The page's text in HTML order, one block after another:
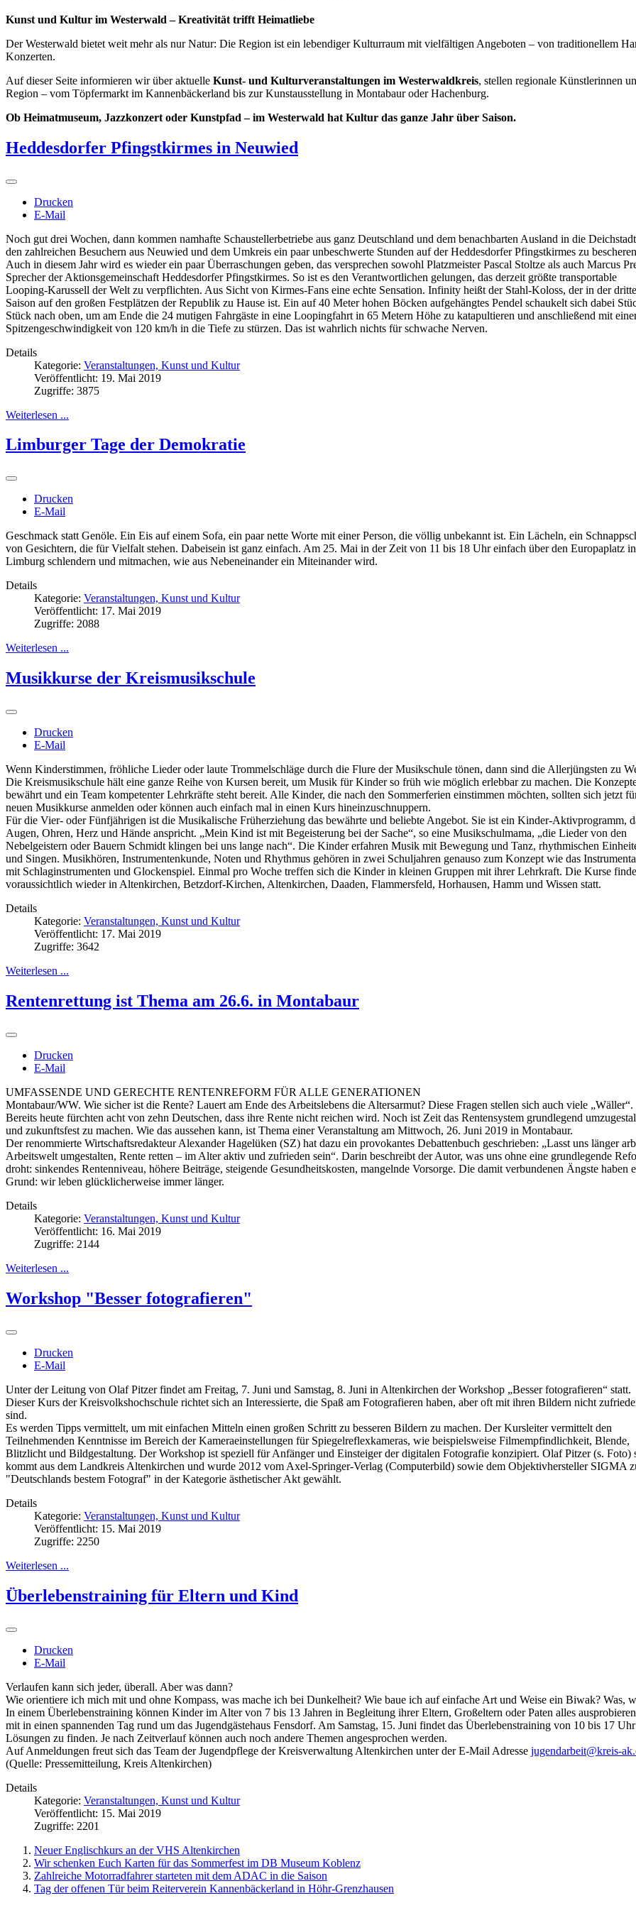
Kunst und Kultur im Westerwald – Kreativität trifft Heimatliebe
Der Westerwald bietet weit mehr als nur Natur: Die Region ist ein lebendiger Kulturraum mit vielfältigen Angeboten – von traditionellem
Konzerten.
Auf dieser Seite informieren wir über aktuelle Kunst- und Kulturveranstaltungen im Westerwaldkreis, stellen regionale Künstlerinnen
Region – vom Töpfermarkt im Kannenbäckerland bis zur Kunstausstellung in Montabaur oder Hachenburg.
Ob Heimatmuseum, Jazzkonzert oder Kunstpfad – im Westerwald hat Kultur das ganze Jahr über Saison.
Heddesdorfer Pfingstkirmes in Neuwied
Drucken
E-Mail
Noch gut drei Wochen, dann kommen namhafte Schaustellerbetriebe aus ganz Deutschland und dem benachbarten Ausland in die
den zahlreichen Besuchern aus Neuwied und dem Umkreis ein paar unbeschwerte Stunden auf der Heddesdorfer Pfingstkirmes zu
Auch in diesem Jahr wird es wieder ein paar Überraschungen geben, das versprechen sowohl Platzmeister Pascal Stoltze als auch Marcus
Sprecher der Aktionsgemeinschaft Heddesdorfer Pfingstkirmes. So ist es den Verantwortlichen gelungen, das derzeit größte transportable
Looping-Karussell der Welt zu verpflichten. Aus Sicht von Kirmes-Fans eine echte Sensation. Infinity heißt der Stahl-Koloss, der in der
Saison auf den großen Festplätzen der Republik zu Hause ist. Ein auf 40 Meter hohen Böcken aufgehängtes Pendel schaukelt sich dabei
Stück nach oben, um am Ende die 24 mutigen Fahrgäste in eine Loopingfahrt in 65 Metern Höhe zu katapultieren und anschließend mit
Spitzengeschwindigkeit von 120 km/h in die Tiefe zu stürzen. Das ist wahrlich nichts für schwache Nerven.
Details
Kategorie: Veranstaltungen, Kunst und Kultur
Veröffentlicht: 19. Mai 2019
Zugriffe: 3875
Weiterlesen ...
Limburger Tage der Demokratie
Drucken
E-Mail
Geschmack statt Genöle. Ein Eis auf einem Sofa, ein paar nette Worte mit einer Person, die völlig unbekannt ist. Ein Lächeln, ein
von Gesichtern, die für Vielfalt stehen. Dabeisein ist ganz einfach. Am 25. Mai in der Zeit von 11 bis 18 Uhr einfach über den Europaplatz in
Limburg schlendern und mitmachen, wie aus Nebeneinander ein Miteinander wird.
Details
Kategorie: Veranstaltungen, Kunst und Kultur
Veröffentlicht: 17. Mai 2019
Zugriffe: 2088
Weiterlesen ...
Musikkurse der Kreismusikschule
Drucken
E-Mail
Wenn Kinderstimmen, fröhliche Lieder oder laute Trommelschläge durch die Flure der Musikschule tönen, dann sind die Allerjüngsten zu
Die Kreismusikschule hält eine ganze Reihe von Kursen bereit, um Musik für Kinder so früh wie möglich erlebbar zu machen. Die
bewährt und ein Team kompetenter Lehrkräfte steht bereit. Alle Kinder, die nach den Sommerferien einstimmen möchten, sollten sich jetzt
neuen Musikkurse anmelden oder können auch einfach mal in einen Kurs hineinzuschnuppern.
Für die Vier- oder Fünfjährigen ist die Musikalische Früherziehung das bewährte und beliebte Angebot. Sie ist ein Kinder-Aktivprogramm,
Augen, Ohren, Herz und Hände anspricht. „Mein Kind ist mit Begeisterung bei der Sache“, so eine Musikschulmama, „die Lieder von den
Nebelgeistern oder Bauern Schmidt klingen bei uns lange nach“. Die Kinder erfahren Musik mit Bewegung und Tanz, rhythmischen
und Singen. Musikhören, Instrumentenkunde, Noten und Rhythmus gehören in zwei Schuljahren genauso zum Konzept wie das
mit Schlaginstrumenten und Glockenspiel. Einmal pro Woche treffen sich die Kinder in kleinen Gruppen mit ihrer Lehrkraft. Die Kurse
voraussichtlich wieder in Altenkirchen, Betzdorf-Kirchen, Altenkirchen, Daaden, Flammersfeld, Horhausen, Hamm und Wissen statt.
Details
Kategorie: Veranstaltungen, Kunst und Kultur
Veröffentlicht: 17. Mai 2019
Zugriffe: 3642
Weiterlesen ...
Rentenrettung ist Thema am 26.6. in Montabaur
Drucken
E-Mail
UMFASSENDE UND GERECHTE RENTENREFORM FÜR ALLE GENERATIONEN
Montabaur/WW. Wie sicher ist die Rente? Lauert am Ende des Arbeitslebens die Altersarmut? Diese Fragen stellen sich auch viele „Wäller“.
Bereits heute fürchten acht von zehn Deutschen, dass ihre Rente nicht reichen wird. Noch ist Zeit das Rentensystem grundlegend
und zukunftsfest zu machen. Wie das aussehen kann, ist Thema einer Veranstaltung am Mittwoch, 26. Juni 2019 in Montabaur.
Der renommierte Wirtschaftsredakteur Alexander Hagelüken (SZ) hat dazu ein provokantes Debattenbuch geschrieben: „Lasst uns länger
Arbeitswelt umgestalten, Rente retten – im Alter aktiv und zufrieden sein“. Darin beschreibt der Autor, was uns ohne eine grundlegende
droht: sinkendes Rentenniveau, höhere Beiträge, steigende Gesundheitskosten, mangelnde Vorsorge. Die damit verbundenen Ängste haben
Grund: wir leben glücklicherweise immer länger.
Details
Kategorie: Veranstaltungen, Kunst und Kultur
Veröffentlicht: 16. Mai 2019
Zugriffe: 2144
Weiterlesen ...
Workshop "Besser fotografieren"
Drucken
E-Mail
Unter der Leitung von Olaf Pitzer findet am Freitag, 7. Juni und Samstag, 8. Juni in Altenkirchen der Workshop „Besser fotografieren“ statt.
Dieser Kurs der Kreisvolkshochschule richtet sich an Interessierte, die Spaß am Fotografieren haben, aber oft mit ihren Bildern nicht
sind.
Es werden Tipps vermittelt, um mit einfachen Mitteln einen großen Schritt zu besseren Bildern zu machen. Der Kursleiter vermittelt den
Teilnehmenden Kenntnisse im Bereich der Kameraeinstellungen für Spiegelreflexkameras, wie beispielsweise Filmempfindlichkeit, Blende,
Blitzlicht und Bildgestaltung. Der Workshop ist speziell für Anfänger und Einsteiger der digitalen Fotografie konzipiert. Olaf Pitzer (s. Foto)
kommt aus dem Landkreis Altenkirchen und wurde 2012 vom Axel-Springer-Verlag (Computerbild) sowie dem Objektivhersteller SIGMA
"Deutschlands bestem Fotograf" in der Kategorie ästhetischer Akt gewählt.
Details
Kategorie: Veranstaltungen, Kunst und Kultur
Veröffentlicht: 15. Mai 2019
Zugriffe: 2250
Weiterlesen ...
Überlebenstraining für Eltern und Kind
Drucken
E-Mail
Verlaufen kann sich jeder, überall. Aber was dann?
Wie orientiere ich mich mit und ohne Kompass, was mache ich bei Dunkelheit? Wie baue ich auf einfache Art und Weise ein Biwak? Was,
In einem Überlebenstraining können Kinder im Alter von 7 bis 13 Jahren in Begleitung ihrer Eltern, Großeltern oder Paten alles
mit in einen spannenden Tag rund um das Jugendgästehaus Fensdorf. Am Samstag, 15. Juni findet das Überlebenstraining von 10 bis 17
Lösungen zu finden. Je nach Zeitverlauf können auch noch andere Themen angesprochen werden.
Auf Anmeldungen freut sich das Team der Jugendpflege der Kreisverwaltung Altenkirchen unter der E-Mail Adresse jugendarbeit@kreis-
(Quelle: Pressemitteilung, Kreis Altenkirchen)
Details
Kategorie: Veranstaltungen, Kunst und Kultur
Veröffentlicht: 15. Mai 2019
Zugriffe: 2201
Neuer Englischkurs an der VHS Altenkirchen
Wir schenken Euch Karten für das Sommerfest im DB Museum Koblenz
Zahlreiche Motorradfahrer starteten mit dem ADAC in die Saison
Tag der offenen Tür beim Reiterverein Kannenbäckerland in Höhr-Grenzhausen